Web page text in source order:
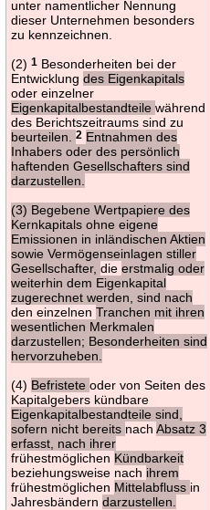
unter namentlicher Nennung
dieser Unternehmen besonders
zu kennzeichnen.
(2)1 Besonderheiten bei der
Entwicklungdes Eigenkapitals
oder einzelner
Eigenkapitalbestandteilewährend
des Berichtszeitraums sind zu
beurteilen.2 Entnahmen des
Inhabers oder des persönlich
haftenden Gesellschafters sind
darzustellen.
(3) Begebene Wertpapiere des
Kernkapitals ohne eigene
Emissionen in inländischen Aktien
sowie Vermögenseinlagen stiller
Gesellschafter,dieerstmalig oder
weiterhin dem Eigenkapital
zugerechnet werden, sind nach
den einzelnenTranchen mit ihren
wesentlichen Merkmalen
darzustellen; Besonderheiten sind
hervorzuheben.
(4) Befristeteoder von Seiten des
Kapitalgebers kündbare
Eigenkapitalbestandteile sind,
sofern nicht bereits nachAbsatz 3
erfasst, nach ihrer
frühestmöglichen Kündbarkeit
beziehungsweise nach ihrem
frühestmöglichen Mittelabfluss in
Jahresbänderndarzustellen.